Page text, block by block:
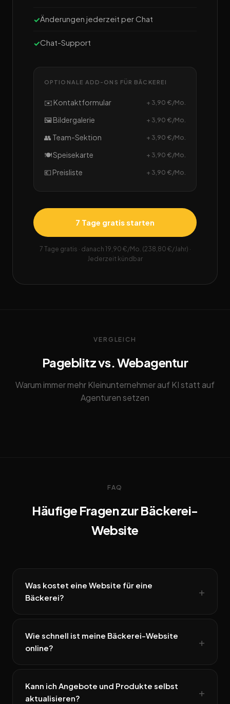
Änderungen jederzeit per Chat
Chat-Support
OPTIONALE ADD-ONS FÜR BÄCKEREI
✉️ Kontaktformular + 3,90 €/Mo.
🖼️ Bildergalerie + 3,90 €/Mo.
👥 Team-Sektion + 3,90 €/Mo.
🍽️ Speisekarte + 3,90 €/Mo.
💶 Preisliste + 3,90 €/Mo.
7 Tage gratis starten
7 Tage gratis · danach 19,90 €/Mo. (238,80 €/Jahr) ·
Jederzeit kündbar
VERGLEICH
Pageblitz vs. Webagentur
Warum immer mehr Kleinunternehmer auf KI statt auf
Agenturen setzen
FAQ
Häufige Fragen zur Bäckerei-
Website
Was kostet eine Website für eine
Bäckerei?
Wie schnell ist meine Bäckerei-Website
online?
Kann ich Angebote und Produkte selbst
aktualisieren?